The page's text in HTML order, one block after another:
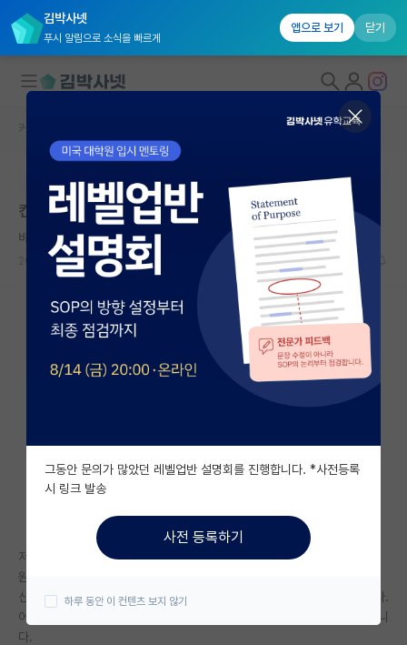
김박사넷
푸시 알림으로 소식을 빠르게
앱으로 보기 닫기
대학원생 모집
국내대학원 정보
연구실&오픈랩
커뮤니티
커뮤니티 홈
전체글보기
베스트 게시판
자유 게시판(아무개랩)
미국 유학 게시판
미국 대학원 합격 후기 게시판
대학원생 모집 게시판
연구실(PI) 홍보 게시판
커뮤니티 홈
본문이 수정되지 않는 박제글입니다.
컨택 메일 답신 관련 질문 드립니다.
바보같은 라이프니츠
2024.07.11 2025
저는 지거국 4학년 학생이고, 타대 대학원 진학을 준비하고 있습니다.
원하는 연구실에 계신 교수님께 컨택 메일을 보냈는데
신입생 모집 시기와 학과를 알려주시며 그때 지원하라는 답신을 받았습니다.
어떤 의미로 받아들여야할지 잘 모르겠어서... 아무 조언이나 다 듣고 싶습니
다.
그동안 문의가 많았던 레벨업반 설명회를 진행합니다. *사전등록
시 링크 발송
사전 등록하기
하루 동안 이 컨텐츠 보지 않기